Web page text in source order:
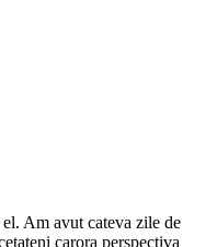
Am avut cateva zile de
carora perspectiva